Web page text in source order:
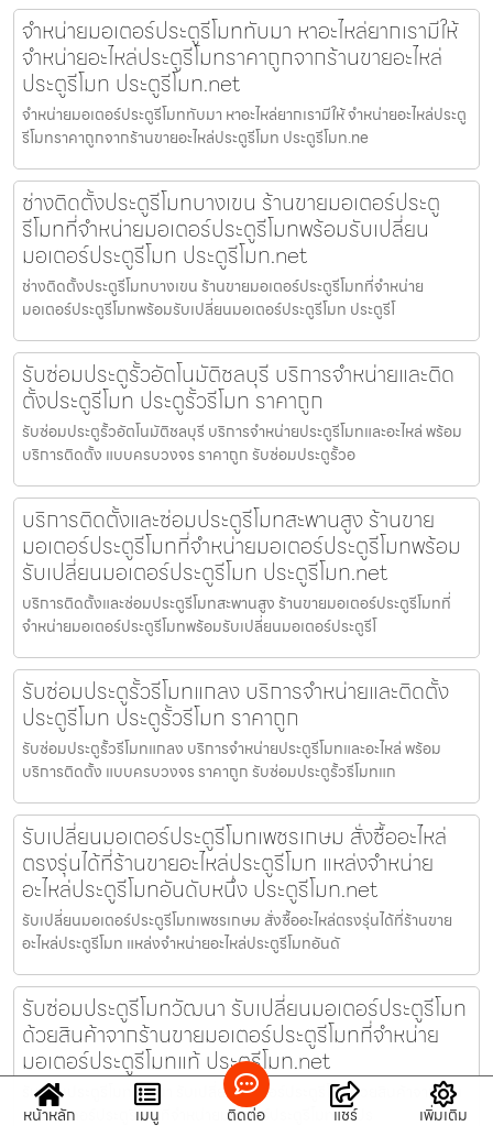
จำหน่ายมอเตอร์ประตูรีโมททับมา หาอะไหล่ยากเรามีให้
จำหน่ายอะไหล่ประตูรีโมทราคาถูกจากร้านขายอะไหล่
ประตูรีโมท ประตูรีโมท.net
จำหน่ายมอเตอร์ประตูรีโมททับมา หาอะไหล่ยากเรามีให้ จำหน่ายอะไหล่ประตู
รีโมทราคาถูกจากร้านขายอะไหล่ประตูรีโมท ประตูรีโมท.ne
ช่างติดตั้งประตูรีโมทบางเขน ร้านขายมอเตอร์ประตู
รีโมทที่จำหน่ายมอเตอร์ประตูรีโมทพร้อมรับเปลี่ยน
มอเตอร์ประตูรีโมท ประตูรีโมท.net
ช่างติดตั้งประตูรีโมทบางเขน ร้านขายมอเตอร์ประตูรีโมทที่จำหน่าย
มอเตอร์ประตูรีโมทพร้อมรับเปลี่ยนมอเตอร์ประตูรีโมท ประตูรีโ
รับซ่อมประตูรั้วอัตโนมัติชลบุรี บริการจำหน่ายและติด
ตั้งประตูรีโมท ประตูรั้วรีโมท ราคาถูก
รับซ่อมประตูรั้วอัตโนมัติชลบุรี บริการจำหน่ายประตูรีโมทและอะไหล่ พร้อม
บริการติดตั้ง แบบครบวงจร ราคาถูก รับซ่อมประตูรั้วอ
บริการติดตั้งและซ่อมประตูรีโมทสะพานสูง ร้านขาย
มอเตอร์ประตูรีโมทที่จำหน่ายมอเตอร์ประตูรีโมทพร้อม
รับเปลี่ยนมอเตอร์ประตูรีโมท ประตูรีโมท.net
บริการติดตั้งและซ่อมประตูรีโมทสะพานสูง ร้านขายมอเตอร์ประตูรีโมทที่
จำหน่ายมอเตอร์ประตูรีโมทพร้อมรับเปลี่ยนมอเตอร์ประตูรีโ
รับซ่อมประตูรั้วรีโมทแกลง บริการจำหน่ายและติดตั้ง
ประตูรีโมท ประตูรั้วรีโมท ราคาถูก
รับซ่อมประตูรั้วรีโมทแกลง บริการจำหน่ายประตูรีโมทและอะไหล่ พร้อม
บริการติดตั้ง แบบครบวงจร ราคาถูก รับซ่อมประตูรั้วรีโมทแก
รับเปลี่ยนมอเตอร์ประตูรีโมทเพชรเกษม สั่งซื้ออะไหล่
ตรงรุ่นได้ที่ร้านขายอะไหล่ประตูรีโมท แหล่งจำหน่าย
อะไหล่ประตูรีโมทอันดับหนึ่ง ประตูรีโมท.net
รับเปลี่ยนมอเตอร์ประตูรีโมทเพชรเกษม สั่งซื้ออะไหล่ตรงรุ่นได้ที่ร้านขาย
อะไหล่ประตูรีโมท แหล่งจำหน่ายอะไหล่ประตูรีโมทอันดั
รับซ่อมประตูรีโมทวัฒนา รับเปลี่ยนมอเตอร์ประตูรีโมท
ด้วยสินค้าจากร้านขายมอเตอร์ประตูรีโมทที่จำหน่าย
มอเตอร์ประตูรีโมทแท้ ประตูรีโมท.net
รับซ่อมประตูรีโมทวัฒนา รับเปลี่ยนมอเตอร์ประตูรีโมทด้วยสินค้าจากร้าน
ขายมอเตอร์ประตูรีโมทที่จำหน่ายมอเตอร์ประตูรีโมทแท้ ปร
หน้าหลัก เมนู ติดต่อ แชร์ เพิ่มเติม